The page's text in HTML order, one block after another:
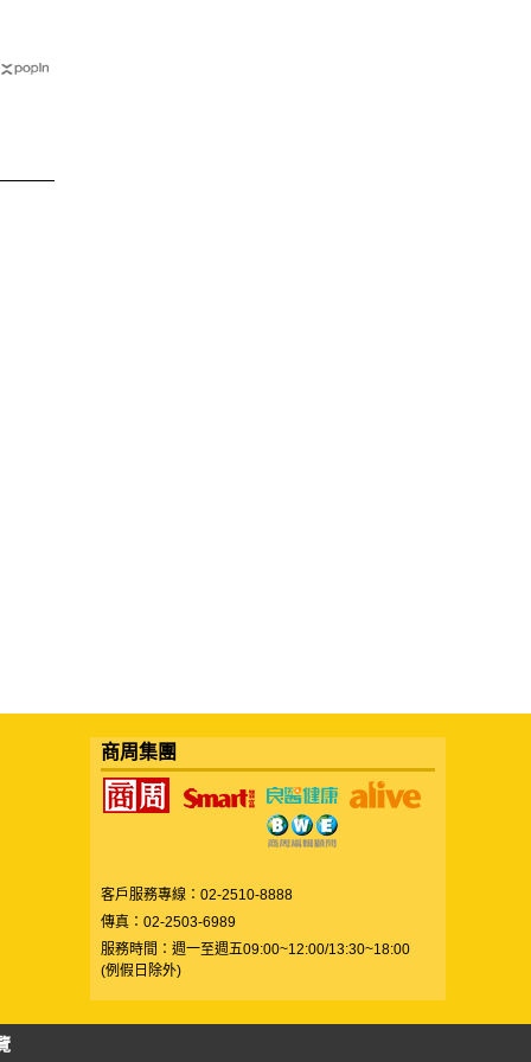
商周集團
客戶服務專線：02-2510-8888
傳真：02-2503-6989
服務時間：週一至週五09:00~12:00/13:30~18:00
(例假日除外)